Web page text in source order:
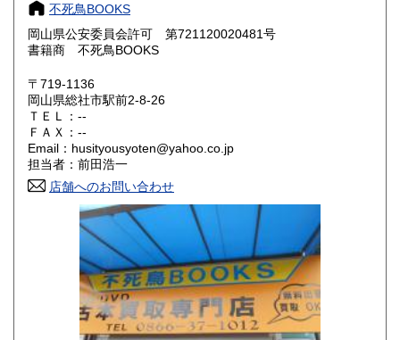
愛知県
滋賀県 300円
大阪府 300円
奈良県
鳥取県
300円 広島県
300円 徳島県
300円 愛媛県
300円 福岡県
不死鳥BOOKS
岡山県公安委員会許可 第721120020481号
書籍商 不死鳥BOOKS
〒719-1136
岡山県総社市駅前2-8-26
ＴＥＬ：--
ＦＡＸ：--
Email：husityousyoten@yahoo.co.jp
担当者：前田浩一
店舗へのお問い合わせ